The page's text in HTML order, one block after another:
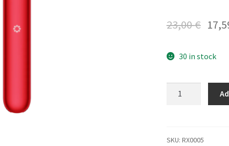
23,00€
30 in stock
SKU: RX0005